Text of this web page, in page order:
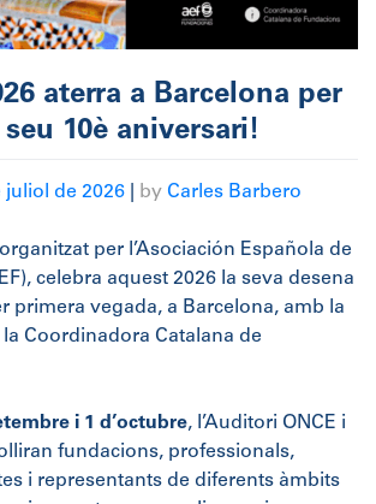
aterra a Barcelona per
10è aniversari!
juliol de 2026 by Carles Barbero
per l’Asociación Española de
celebra aquest 2026 la seva desena
primera vegada, a Barcelona, amb la
Coordinadora Catalana de
i 1 d’octubre, l’Auditori ONCE i
fundacions, professionals,
i representants de diferents àmbits